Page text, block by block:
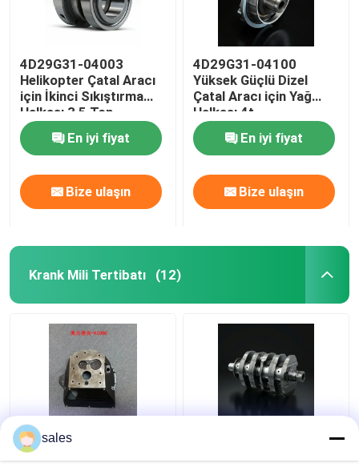
4D29G31-04003
Helikopter Çatal Aracı
için İkinci Sıkıştırma
Halkası 3,5 Ton
En iyi fiyat
Bize ulaşın
4D29G31-04100
Yüksek Güçlü Dizel
Çatal Aracı için Yağ
Halkası 4t
En iyi fiyat
Bize ulaşın
Krank Mili Tertibatı (12)
HELI Forklift H2000
Y30H-07001A Heli
sales